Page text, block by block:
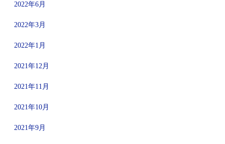
2022年6月
2022年3月
2022年1月
2021年12月
2021年11月
2021年10月
2021年9月